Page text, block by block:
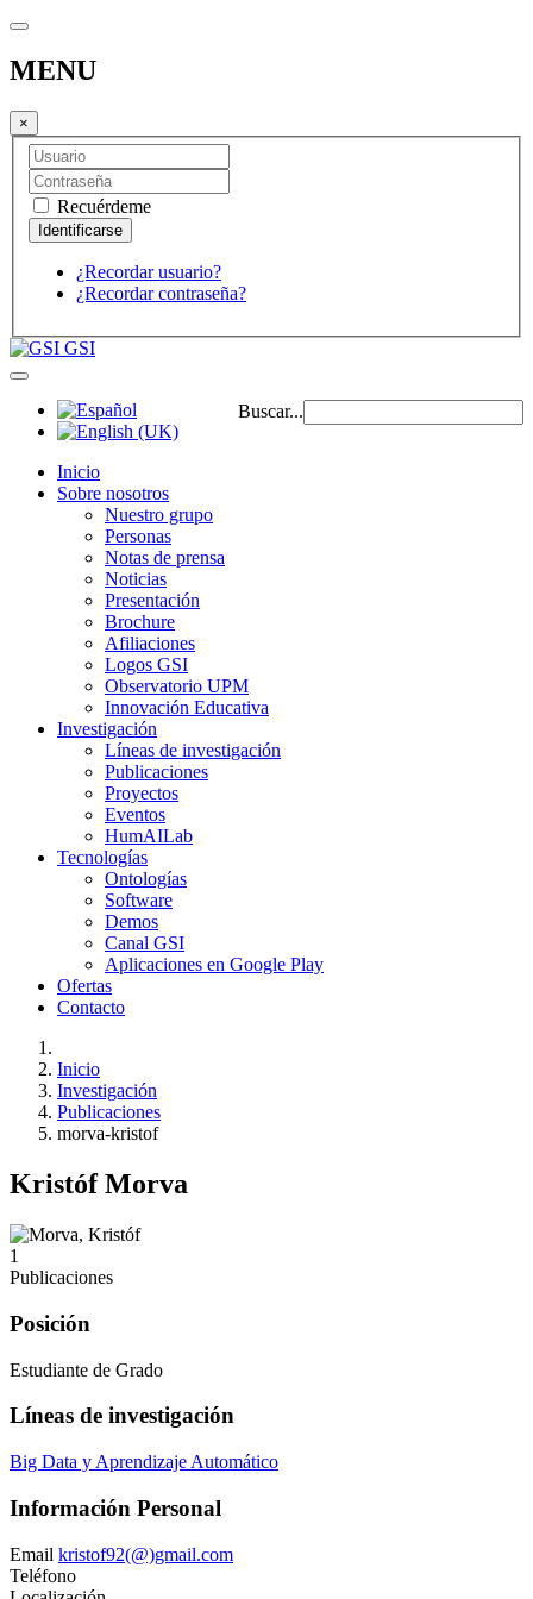
MENU
×
Recuérdeme
¿Recordar usuario?
¿Recordar contraseña?
GSI
Buscar...
Inicio
Sobre nosotros
Nuestro grupo
Personas
Notas de prensa
Noticias
Presentación
Brochure
Afiliaciones
Logos GSI
Observatorio UPM
Innovación Educativa
Investigación
Líneas de investigación
Publicaciones
Proyectos
Eventos
HumAILab
Tecnologías
Ontologías
Software
Demos
Canal GSI
Aplicaciones en Google Play
Ofertas
Contacto
Inicio
Investigación
Publicaciones
morva-kristof
Kristóf Morva
1
Publicaciones
Posición
Estudiante de Grado
Líneas de investigación
Big Data y Aprendizaje Automático
Información Personal
Email kristof92(@)gmail.com
Teléfono